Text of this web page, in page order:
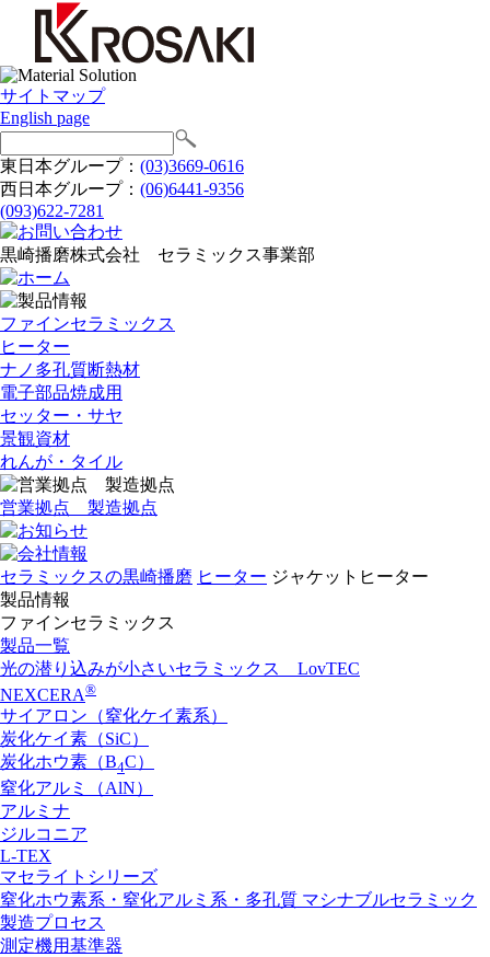
サイトマップ
English page
東日本グループ： (03)3669-0616
西日本グループ： (06)6441-9356
(093)622-7281
黒崎播磨株式会社 セラミックス事業部
ファインセラミックス
ヒーター
ナノ多孔質断熱材
電子部品焼成用
セッター・サヤ
景観資材
れんが・タイル
営業拠点 製造拠点
セラミックスの黒崎播磨 ヒーター ジャケットヒーター
製品情報
ファインセラミックス
製品一覧
光の潜り込みが小さいセラミックス LovTEC
NEXCERA®
サイアロン（窒化ケイ素系）
炭化ケイ素（SiC）
炭化ホウ素（B4C）
窒化アルミ（AlN）
アルミナ
ジルコニア
L-TEX
マセライトシリーズ
窒化ホウ素系・窒化アルミ系・多孔質 マシナブルセラミック
製造プロセス
測定機用基準器